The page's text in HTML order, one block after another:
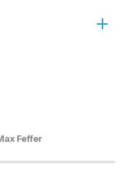
Feffer